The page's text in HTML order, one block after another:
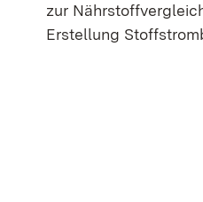
zur
Erstellung